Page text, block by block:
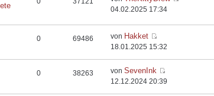
04.02.2025 17:34
0 69486 von Hakket
18.01.2025 15:32
0 38263 vonSevenInk
12.12.2024 20:39